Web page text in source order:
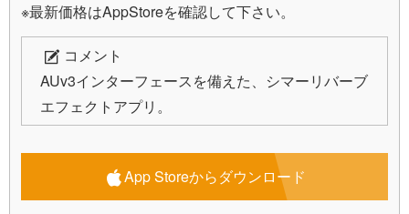
※最新価格はAppStoreを確認して下さい。
コメント
AUv3インターフェースを備えた、シマーリバーブ
エフェクトアプリ。
App Storeからダウンロード